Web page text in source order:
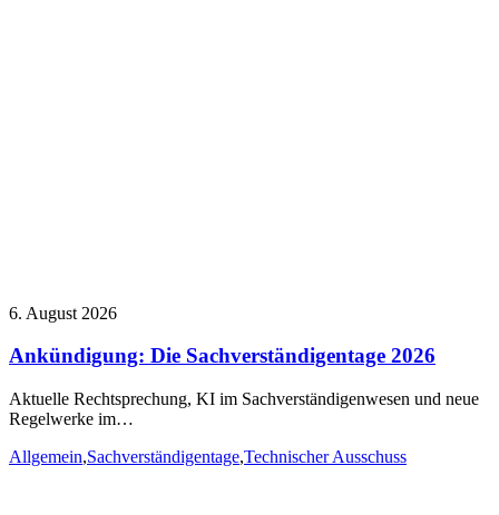
6. August 2026
Ankündigung: Die Sachverständigentage 2026
Aktuelle Rechtsprechung, KI im Sachverständigenwesen und neue
Regelwerke im…
Allgemein,Sachverständigentage,Technischer Ausschuss